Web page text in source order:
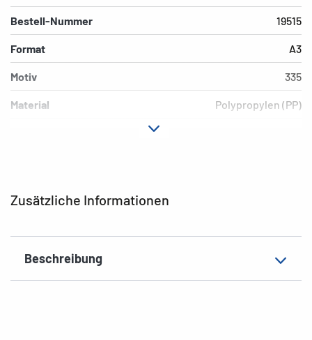
Zusätzliche Informationen
Beschreibung
Bestell-Nummer 19515
Format A3
Motiv 335
Material Polypropylen (PP)